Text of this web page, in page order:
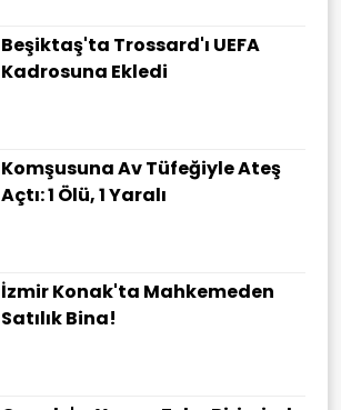
Beşiktaş'ta Trossard'ı UEFA
Kadrosuna Ekledi
Komşusuna Av Tüfeğiyle Ateş
Açtı: 1 Ölü, 1 Yaralı
İzmir Konak'ta Mahkemeden
Satılık Bina!